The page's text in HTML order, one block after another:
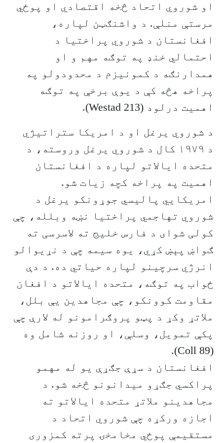
او شوروي اتحاد څخه اقتصادي او پوځي
مرستې منلې. د واشنګټن لپاره،
افغانستان د شوروي پراختیا د
احتمالي خنډ په توګه مهم و او
همدارنګه د کمونیزم د محدودولو په
پراخه هڅه کې د یوې برخې په توګه
اهمیت درلود (Westad 213).
د شوروي یرغل او د امریکا ستراتیژي
د ۱۹۷۹ کال د شوروي یرغل وروسته، د
متحده ایالاتو لپاره د افغانستان
اهمیت په پراخه کچه زیات شو.
امریکایي پالیسي جوړونکو یرغل د
شوروي تهاجمي پراختیا نښه وبلله، چې
کولی شوای د فارس خلیج ته لاسرسی ته
ګواښ پېښ کړي، یوه سیمه چې د نړیوالو
انرژي سرچینو لپاره حیاتي ده. د دې
ځواب په توګه، متحده ایالاتو د افغان
مقاومت کوونکو، چې مجاهدین یې بلل،
ملاتړ وکړ د پټو پروګرامونو له لارې چې
پکې تمویل، وسلې، او روزنه شامل وه
(Coll 89).
افغانستان د سړې جګړې یو له مهمو
پراکسي جګړو میدانونو څخه شو. د
مجاهدینو ملاتړ متحده ایالاتو ته
اجازه ورکړه چې شوروي اتحاد د
مستقیمې پوځي مخامخۍ پرته کمزوری